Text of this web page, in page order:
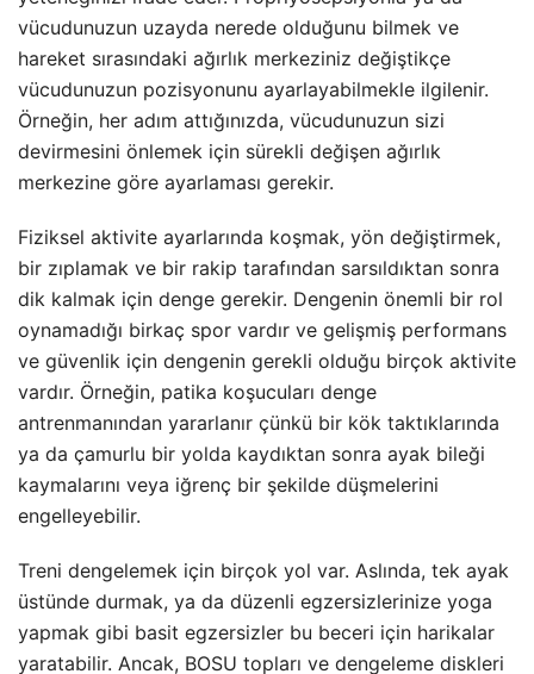
vücudunuzun uzayda nerede olduğunu bilmek ve
hareket sırasındaki ağırlık merkeziniz değiştikçe
vücudunuzun pozisyonunu ayarlayabilmekle ilgilenir.
Örneğin, her adım attığınızda, vücudunuzun sizi
devirmesini önlemek için sürekli değişen ağırlık
merkezine göre ayarlaması gerekir.
Fiziksel aktivite ayarlarında koşmak, yön değiştirmek,
bir zıplamak ve bir rakip tarafından sarsıldıktan sonra
dik kalmak için denge gerekir. Dengenin önemli bir rol
oynamadığı birkaç spor vardır ve gelişmiş performans
ve güvenlik için dengenin gerekli olduğu birçok aktivite
vardır. Örneğin, patika koşucuları denge
antrenmanından yararlanır çünkü bir kök taktıklarında
ya da çamurlu bir yolda kaydıktan sonra ayak bileği
kaymalarını veya iğrenç bir şekilde düşmelerini
engelleyebilir.
Treni dengelemek için birçok yol var. Aslında, tek ayak
üstünde durmak, ya da düzenli egzersizlerinize yoga
yapmak gibi basit egzersizler bu beceri için harikalar
yaratabilir. Ancak, BOSU topları ve dengeleme diskleri